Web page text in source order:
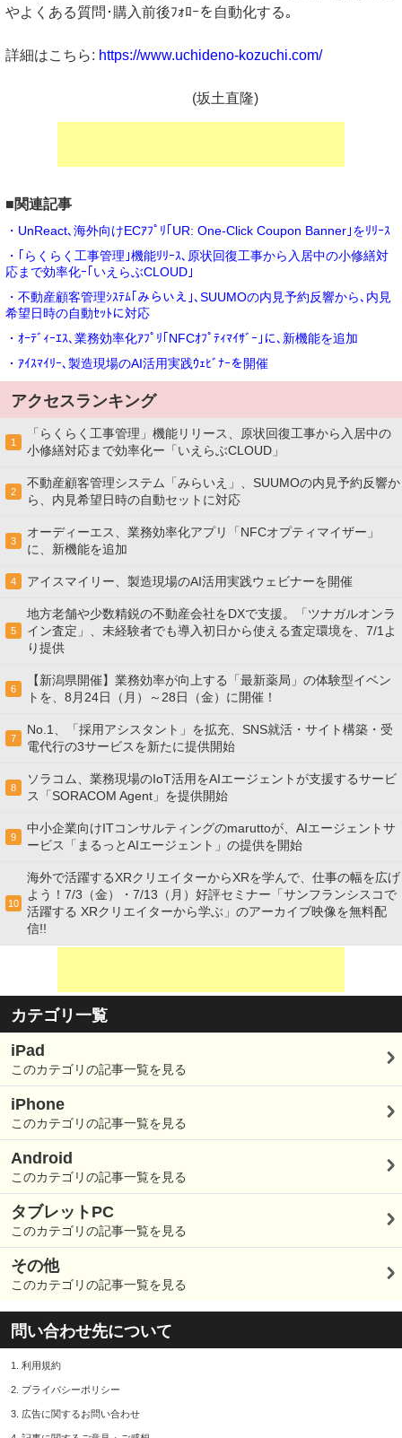
やよくある質問･購入前後ﾌｫﾛｰを自動化する｡
詳細はこちら: https://www.uchideno-kozuchi.com/
(坂土直隆)
■関連記事
・UnReact､海外向けECｱﾌﾟﾘ｢UR: One-Click Coupon Banner｣をﾘﾘｰｽ
・｢らくらく工事管理｣機能ﾘﾘｰｽ､原状回復工事から入居中の小修繕対
応まで効率化ｰ｢いえらぶCLOUD｣
・不動産顧客管理ｼｽﾃﾑ｢みらいえ｣､SUUMOの内見予約反響から､内見
希望日時の自動ｾｯﾄに対応
・ｵｰﾃﾞｨｰｴｽ､業務効率化ｱﾌﾟﾘ｢NFCｵﾌﾟﾃｨﾏｲｻﾞｰ｣に､新機能を追加
・ｱｲｽﾏｲﾘｰ､製造現場のAI活用実践ｳｪﾋﾞﾅｰを開催
アクセスランキング
1
「らくらく工事管理」機能リリース、原状回復工事から入居中の
小修繕対応まで効率化ー「いえらぶCLOUD」
2
不動産顧客管理システム「みらいえ」、SUUMOの内見予約反響か
ら、内見希望日時の自動セットに対応
3
オーディーエス、業務効率化アプリ「NFCオプティマイザー」
に、新機能を追加
4 アイスマイリー、製造現場のAI活用実践ウェビナーを開催
5
地方老舗や少数精鋭の不動産会社をDXで支援。「ツナガルオンラ
イン査定」、未経験者でも導入初日から使える査定環境を、7/1よ
り提供
6
【新潟県開催】業務効率が向上する「最新薬局」の体験型イベン
トを、8月24日（月）～28日（金）に開催！
7
No.1、「採用アシスタント」を拡充、SNS就活・サイト構築・受
電代行の3サービスを新たに提供開始
8
ソラコム、業務現場のIoT活用をAIエージェントが支援するサービ
ス「SORACOM Agent」を提供開始
9
中小企業向けITコンサルティングのmaruttoが、AIエージェントサ
ービス「まるっとAIエージェント」の提供を開始
10
海外で活躍するXRクリエイターからXRを学んで、仕事の幅を広げ
よう！7/3（金）・7/13（月）好評セミナー「サンフランシスコで
活躍する XRクリエイターから学ぶ」のアーカイブ映像を無料配
信!!
カテゴリ一覧
iPad
このカテゴリの記事一覧を見る
iPhone
このカテゴリの記事一覧を見る
Android
このカテゴリの記事一覧を見る
タブレットPC
このカテゴリの記事一覧を見る
その他
このカテゴリの記事一覧を見る
問い合わせ先について
1. 利用規約
2. プライバシーポリシー
3. 広告に関するお問い合わせ